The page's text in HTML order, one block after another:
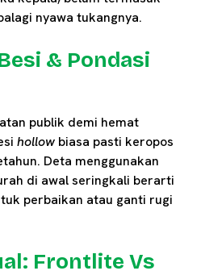
nyawa tukangnya.
& Pondasi
publik demi hemat
hollow biasa pasti keropos
Deta menggunakan
di awal seringkali berarti
perbaikan atau ganti rugi
Frontlite Vs